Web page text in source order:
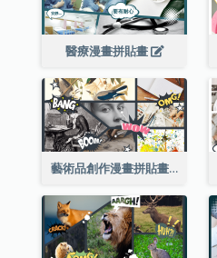
醫療漫畫拼貼畫
藝術品創作漫畫拼貼畫